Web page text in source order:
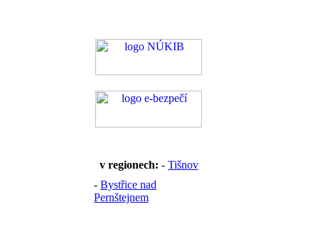
v regionech: - Tišnov
- Bystřice nad
Pernštejnem